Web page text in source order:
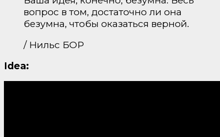
вопрос в том, достаточно ли она
безумна, чтобы оказаться верной.
/ Нильс БОР
Idea: